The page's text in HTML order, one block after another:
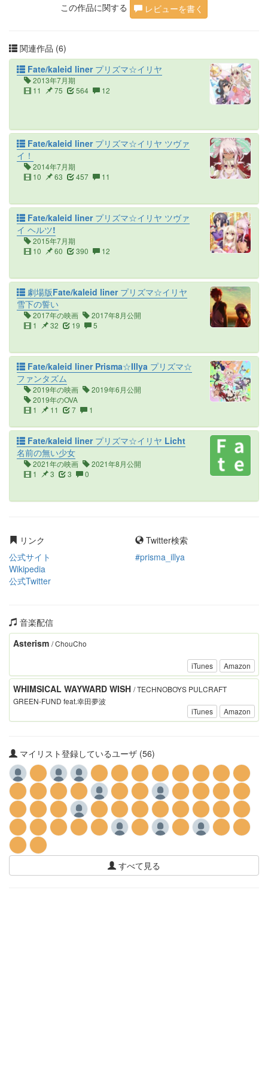
この作品に関する レビューを書く
関連作品 (6)
Fate/kaleid liner プリズマ☆イリヤ
2013年7月期
11
75 564 12
Fate/kaleid liner プリズマ☆イリヤ ツヴァ
イ！
2014年7月期
10
63 457 11
Fate/kaleid liner プリズマ☆イリヤ ツヴァ
イ ヘルツ!
2015年7月期
10
60 390 12
劇場版Fate/kaleid liner プリズマ☆イリヤ
雪下の誓い
2017年の映画
2017年8月公開
1
32 19 5
Fate/kaleid liner Prisma☆Illya プリズマ☆
ファンタズム
2019年の映画
2019年6月公開
2019年のOVA
1
11 7 1
Fate/kaleid liner プリズマ☆イリヤ Licht
名前の無い少女
2021年の映画
2021年8月公開
1
3 3 0
リンク
公式サイト
Wikipedia
公式Twitter
Twitter検索
#prisma_illya
音楽配信
iTunes Amazon
Asterism / ChouCho
iTunes Amazon
WHIMSICAL WAYWARD WISH / TECHNOBOYS PULCRAFT
GREEN-FUND feat.幸田夢波
マイリスト登録しているユーザ (56)
すべて見る